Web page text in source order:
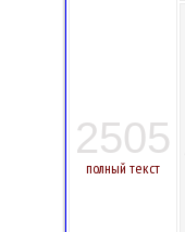
2505
полный текст